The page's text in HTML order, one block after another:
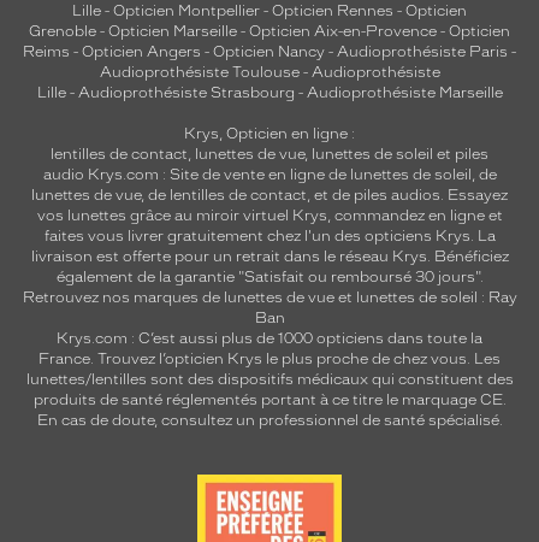
Lille - Opticien Montpellier - Opticien Rennes - Opticien
Grenoble - Opticien Marseille - Opticien Aix-en-Provence - Opticien
Reims - Opticien Angers - Opticien Nancy - Audioprothésiste Paris -
Audioprothésiste Toulouse- Audioprothésiste
Lille- Audioprothésiste Strasbourg - Audioprothésiste Marseille
Krys, Opticien en ligne :
lentilles de contact, lunettes de vue, lunettes de soleil et piles
audio Krys.com : Site de vente en ligne de lunettes de soleil, de
lunettes de vue, de lentilles de contact, et de piles audios. Essayez
vos lunettes grâce au miroir virtuel Krys, commandez en ligne et
faites vous livrer gratuitement chez l'un des opticiens Krys. La
livraison est offerte pour un retrait dans le réseau Krys. Bénéficiez
également de la garantie "Satisfait ou remboursé 30 jours".
Retrouvez nos marques de lunettes de vue et lunettes de soleil : Ray
Ban
Krys.com : C’est aussi plus de 1000 opticiens dans toute la
France. Trouvez l’opticien Krys le plus proche de chez vous. Les
lunettes/lentilles sont des dispositifs médicaux qui constituent des
produits de santé réglementés portant à ce titre le marquage CE.
En cas de doute, consultez un professionnel de santé spécialisé.